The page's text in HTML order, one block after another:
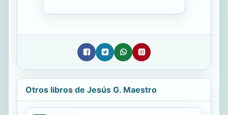
Otros libros de Jesús G. Maestro